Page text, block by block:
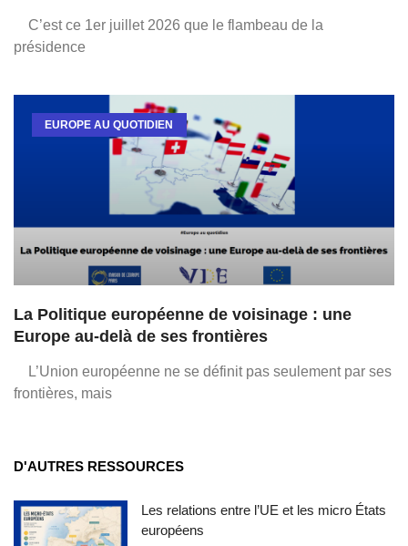
C’est ce 1er juillet 2026 que le flambeau de la
présidence
EUROPE AU QUOTIDIEN
La Politique européenne de voisinage : une
Europe au-delà de ses frontières
L’Union européenne ne se définit pas seulement par ses
frontières, mais
D'AUTRES RESSOURCES
Les relations entre l’UE et les micro États
européens